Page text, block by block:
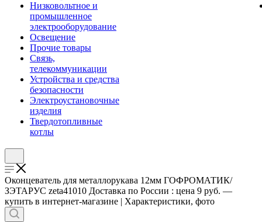
Низковольтное и
промышленное
электрооборудование
Освещение
Прочие товары
Связь,
телекоммуникации
Устройства и средства
безопасности
Электроустановочные
изделия
Твердотопливные
котлы
Оконцеватель для металлорукава 12мм ГОФРОМАТИК/
ЗЭТАРУС zeta41010 Доставка по России : цена 9 руб. —
купить в интернет-магазине | Характеристики, фото